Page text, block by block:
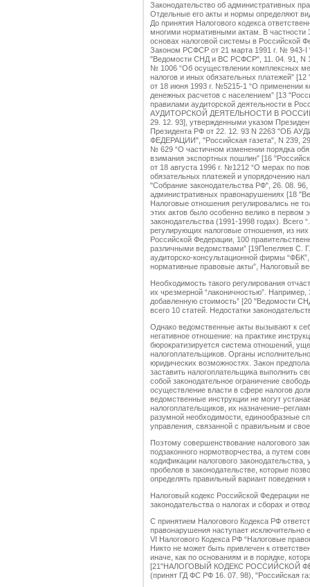
Законодательство об административных
Отдельные его акты и нормы определяют
До принятия Налогового кодекса
многими нормативными актам. В
основах налоговой системы в Российской
Законом РСФСР от 21 марта 1991 г. № 943-I
"Ведомости СНД и ВС РСФСР", 11. 04. 91, N
№ 1006 “Об осуществлении комплексных
налогов и иных обязательных платежей”
от 18 июня 1993 г. №5215-1 “О применении
денежных расчетов с населением” [13
правилами аудиторской деятельности в
АУДИТОРСКОЙ ДЕЯТЕЛЬНОСТИ В
29. 12. 93], утвержденными указом
Президента РФ от 22. 12. 93 N 2263
ФЕДЕРАЦИИ", "Российская газета", N 239,
№ 629 “О частичном изменении порядка
взимания экспортных пошлин” [16
от 18 августа 1996 г. №1212 “О мерах по
обязательных платежей и упорядочению
"Собрание законодательства РФ", 26. 08.
административных правонарушениях [18
Налоговые отношения регулировались не
этих актов было особенно велико в первом
законодательства (1991-1998 годах).
регулирующих налоговые отношения, из
Российской Федерации, 100
различными ведомствами” [19Пепеляев С.
аудиторско-консультационной фирмы
нормативные правовые акты”, Налоговый
Необходимость такого регулирования
их чрезмерной “лаконичностью”.
добавленную стоимость” [20 "Ведомости
всего 10 статей. Недостатки
Однако ведомственные акты вызывают к
негативное отношение: на практике
бюрократизируется система отношений,
налогоплательщиков. Органы
юридических возможностях. Закон
заставить налогоплательщика выполнить
собой законодательное ограничение
осуществление власти в сфере налогов
ведомственные инструкции не могут
налогоплательщиков, их
разумной необходимости, единообразные
управления, связанной с правильным и
Поэтому совершенствование налогового
подзаконного нормотворчества, а путем
кодификации налогового
пробелов в законодательстве, которые
определять правильный вариант поведения
Налоговый кодекс Российской Федерации
законодательства о налогах и сборах и
С принятием Налогового Кодекса РФ
правонарушения наступает исключительно
VI Налогового Кодекса РФ “Налоговые
Никто не может быть привлечен к
иначе, как по основаниям и в порядке,
[21"НАЛОГОВЫЙ КОДЕКС РОССИЙСКОЙ
(принят ГД ФС РФ 16. 07. 98), "Российская